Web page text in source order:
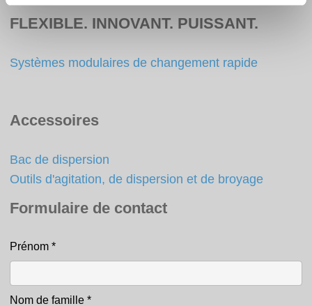
FLEXIBLE. INNOVANT. PUISSANT.
Systèmes modulaires de changement rapide
Accessoires
Bac de dispersion
Outils d'agitation, de dispersion et de broyage
Formulaire de contact
Contact
Prénom *
Nom de famille *